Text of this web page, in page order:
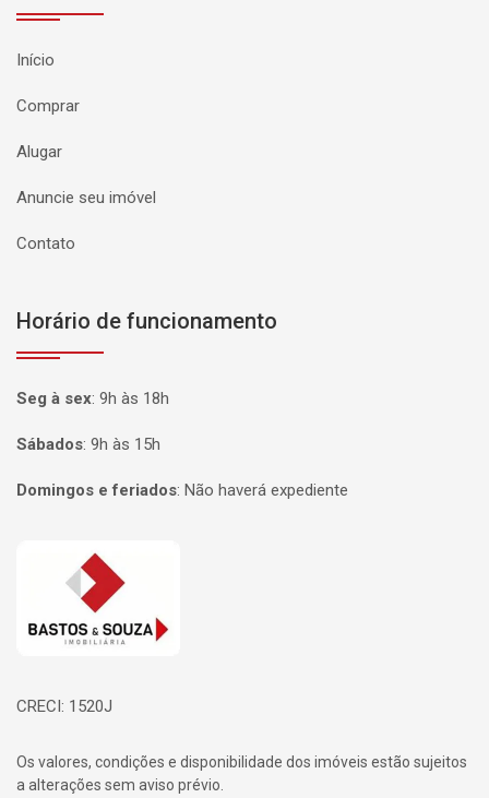
Início
Comprar
Alugar
Anuncie seu imóvel
Contato
Horário de funcionamento
Seg à sex: 9h às 18h
Sábados: 9h às 15h
Domingos e feriados: Não haverá expediente
Página inicial
CRECI: 1520J
Os valores, condições e disponibilidade dos imóveis estão sujeitos
a alterações sem aviso prévio.